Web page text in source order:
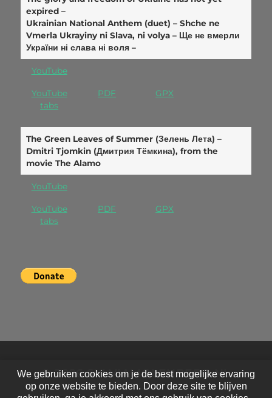
expired –
Ukrainian National Anthem (duet) – Shche ne
Vmerla Ukrayiny ni Slava, ni volya – Ще не вмерли
України ні слава ні воля –
YouTube
YouTube
tabs
PDF GPX
The Green Leaves of Summer (Зелень Лета) –
Dmitri Tjomkin (Дмитрия Тёмкина), from the
movie The Alamo
YouTube
YouTube
tabs
PDF GPX
© 2026SYLVIAMOLENBERG.NL
We gebruiken cookies om je de best mogelijke ervaring
op onze website te bieden. Door deze site te blijven